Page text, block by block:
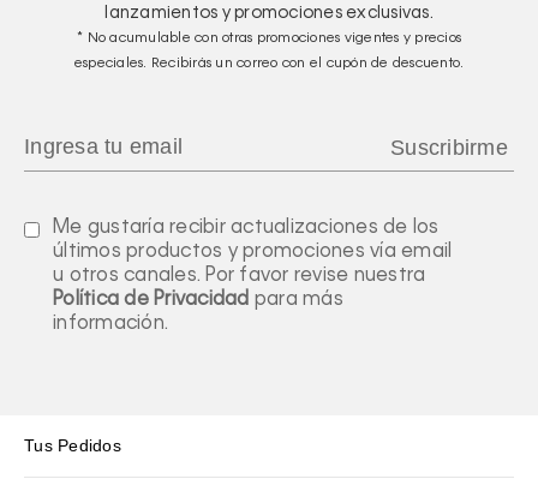
lanzamientos y promociones exclusivas.
* No acumulable con otras promociones vigentes y precios
especiales. Recibirás un correo con el cupón de descuento.
Me gustaría recibir actualizaciones de los
últimos productos y promociones vía email
u otros canales. Por favor revise nuestra
Política de Privacidad para más
información.
Tus Pedidos